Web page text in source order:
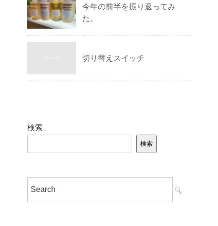
今年の前半を振り返ってみ
た。
切り替えスイッチ
検索
検索